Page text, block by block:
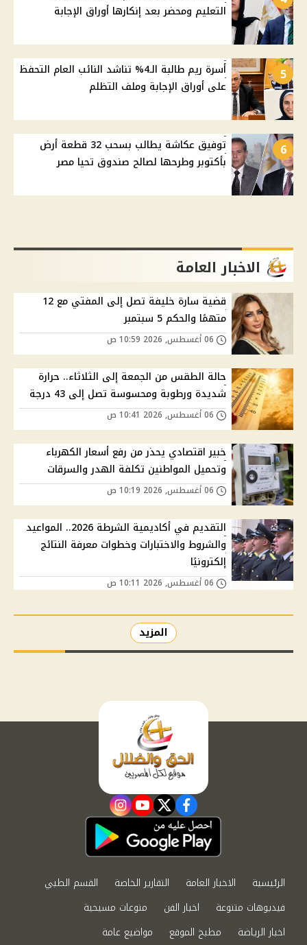
التعليم ومحضر بعد إنكارها أوراق الإجابة
5
أسرة ريم طالبة الـ4% تناشد النائب العام التحفظ
على أوراق الإجابة وملف التظلم
6
توفيق عكاشة يطالب بسحب 32 قطعة أرض
بأكتوبر وطرحها لصالح صندوق تحيا مصر
الاخبار العامة
قضية سارة خليفة تصل إلى المفتي مع 12
متهمًا والحكم 5 سبتمبر
حالة الطقس من الجمعة إلى الثلاثاء.. حرارة
شديدة ورطوبة ومحسوسة تصل إلى 43 درجة
خبير اقتصادي يحذر من رفع أسعار الكهرباء
وتحميل المواطنين تكلفة الهدر والسرقات
التقديم في أكاديمية الشرطة 2026.. المواعيد
والشروط والاختبارات وخطوات معرفة النتائج
إلكترونيًا
المزيد
facebook
twitter
youtube
instagram
الرئيسية الاخبار العامة التقارير الخاصة
القسم الطبي
فيديوهات متنوعة
اخبار الفن
منوعات مسيحية
اخبار الرياضة
مطبخ الموقع مواضيع عامة